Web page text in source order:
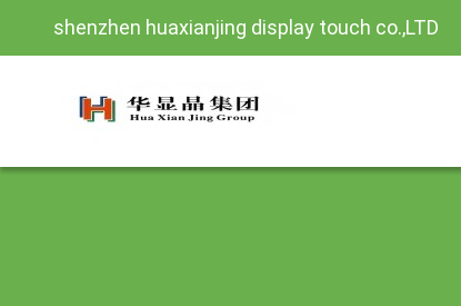
shenzhen huaxianjing display touch co.,LTD